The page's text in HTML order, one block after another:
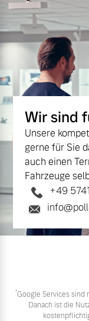
Wir sind
Unsere
gerne für Sie
auch einen
Fahrzeuge
+49
*Google Services sind
Danach ist die